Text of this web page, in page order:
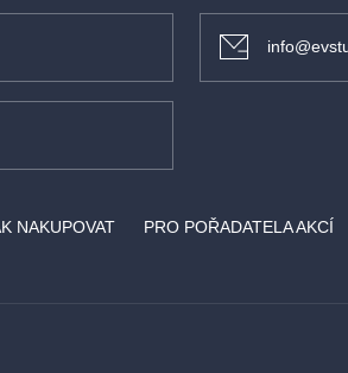
NAKUPOVAT PRO POŘADATELA AKCÍ